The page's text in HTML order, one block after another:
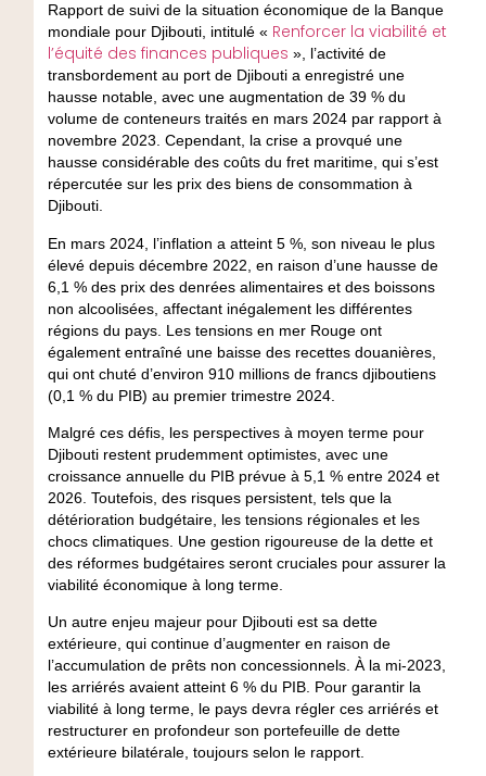
Rapport de suivi de la situation économique de la Banque
mondiale pour Djibouti, intitulé « Renforcer la viabilité et
l’équité des finances publiques », l’activité de
transbordement au port de Djibouti a enregistré une
hausse notable, avec une augmentation de 39 % du
volume de conteneurs traités en mars 2024 par rapport à
novembre 2023. Cependant, la crise a provqué une
hausse considérable des coûts du fret maritime, qui s’est
répercutée sur les prix des biens de consommation à
Djibouti.
En mars 2024, l’inflation a atteint 5 %, son niveau le plus
élevé depuis décembre 2022, en raison d’une hausse de
6,1 % des prix des denrées alimentaires et des boissons
non alcoolisées, affectant inégalement les différentes
régions du pays. Les tensions en mer Rouge ont
également entraîné une baisse des recettes douanières,
qui ont chuté d’environ 910 millions de francs djiboutiens
(0,1 % du PIB) au premier trimestre 2024.
Malgré ces défis, les perspectives à moyen terme pour
Djibouti restent prudemment optimistes, avec une
croissance annuelle du PIB prévue à 5,1 % entre 2024 et
2026. Toutefois, des risques persistent, tels que la
détérioration budgétaire, les tensions régionales et les
chocs climatiques. Une gestion rigoureuse de la dette et
des réformes budgétaires seront cruciales pour assurer la
viabilité économique à long terme.
Un autre enjeu majeur pour Djibouti est sa dette
extérieure, qui continue d’augmenter en raison de
l’accumulation de prêts non concessionnels. À la mi-2023,
les arriérés avaient atteint 6 % du PIB. Pour garantir la
viabilité à long terme, le pays devra régler ces arriérés et
restructurer en profondeur son portefeuille de dette
extérieure bilatérale, toujours selon le rapport.